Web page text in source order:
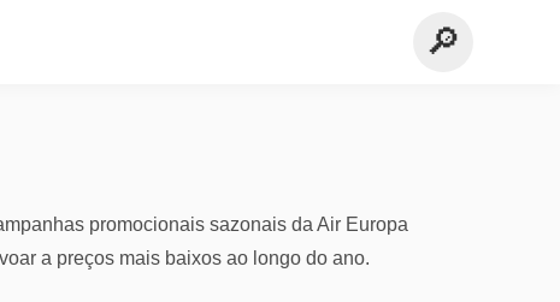
promocionais sazonais da Air Europa
a preços mais baixos ao longo do ano.